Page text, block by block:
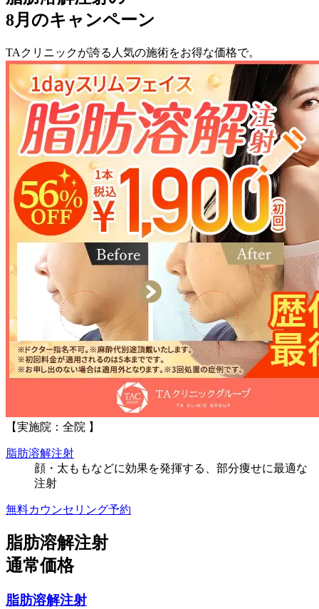
8月のキャンペーン
TAクリニックが誇る人気の施術をお得な価格で。
【実施院：全院 】
脂肪溶解注射
顔・太ももなどに効果を発揮する、部分痩せに最適な
注射
無料カウンセリング予約
脂肪溶解注射
通常価格
脂肪溶解注射